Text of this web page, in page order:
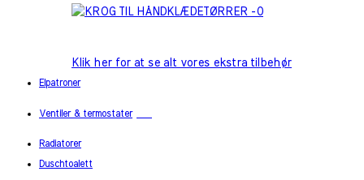
Klik her for at se alt vores ekstra tilbehør
Elpatroner
Ventiler & termostater
Radiatorer
Duschtoalett